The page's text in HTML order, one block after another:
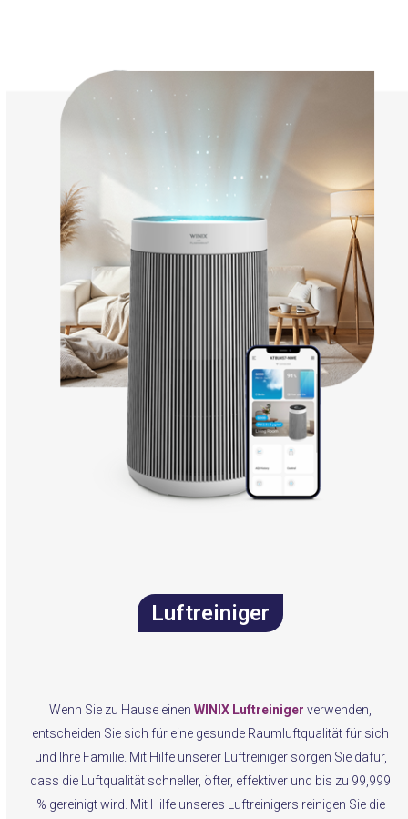
Luftreiniger
Wenn Sie zu Hause einenWINIX Luftreiniger verwenden,
entscheiden Sie sich für eine gesunde Raumluftqualität für sich
und Ihre Familie. Mit Hilfe unserer Luftreiniger sorgen Sie dafür,
dass die Luftqualität schneller, öfter, effektiver und bis zu 99,999
% gereinigt wird. Mit Hilfe unseres Luftreinigers reinigen Sie die